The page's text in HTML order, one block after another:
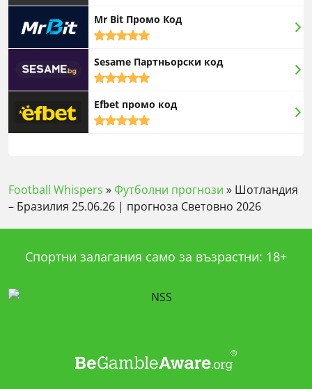
Mr Bit Промо Код
5,0
Sesame Партньорски код
5,0
Efbet промо код
5,0
Football Whispers »Футболни прогнози » Шотландия
– Бразилия 25.06.26 | прогноза Световно 2026
Спортни залагания само за възрастни: 18+